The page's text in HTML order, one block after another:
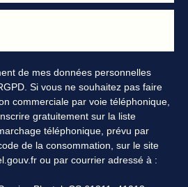
de mes données personnelles
Si vous ne souhaitez pas faire
commerciale par voie téléphonique,
gratuitement sur la liste
téléphonique, prévu par
de la consommation, sur le site
ou par courrier adressé à :